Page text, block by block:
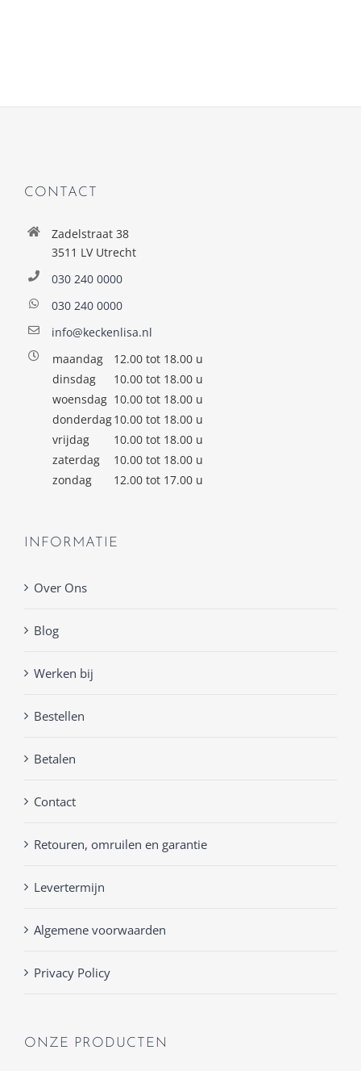
CONTACT
Zadelstraat 38
3511 LV Utrecht
030 240 0000
030 240 0000
info@keckenlisa.nl
maandag
12.00 tot 18.00 u
dinsdag
10.00 tot 18.00 u
woensdag 10.00 tot 18.00 u
donderdag10.00 tot 18.00 u
vrijdag
10.00 tot 18.00 u
zaterdag
10.00 tot 18.00 u
zondag
12.00 tot 17.00 u
INFORMATIE
Over Ons
Blog
Werken bij
Bestellen
Betalen
Contact
Retouren, omruilen en garantie
Levertermijn
Algemene voorwaarden
Privacy Policy
ONZE PRODUCTEN